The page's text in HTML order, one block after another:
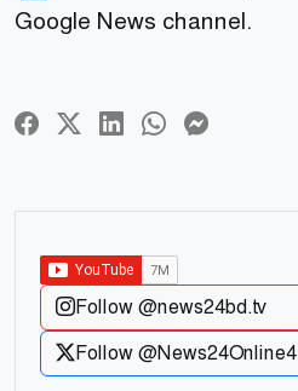
Google News channel.
Follow @news24bd.tv
Follow @News24Online4